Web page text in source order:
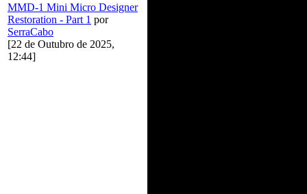
MMD-1 Mini Micro Designer
Restoration - Part 1 por
SerraCabo
[22 de Outubro de 2025,
12:44]